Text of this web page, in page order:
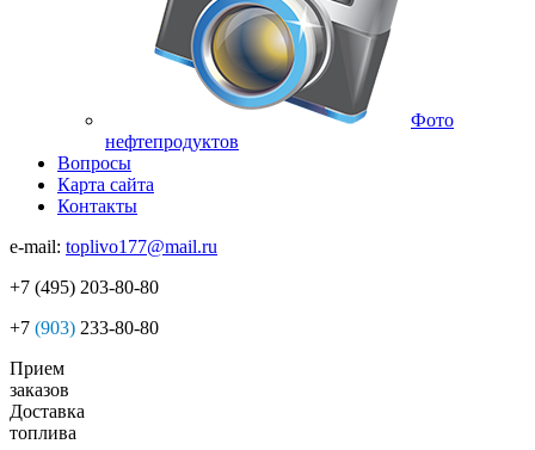
Фото
нефтепродуктов
Вопросы
Карта сайта
Контакты
e-mail: toplivo177@mail.ru
+7 (495) 203-80-80
+7 (903) 233-80-80
Прием
заказов
Доставка
топлива